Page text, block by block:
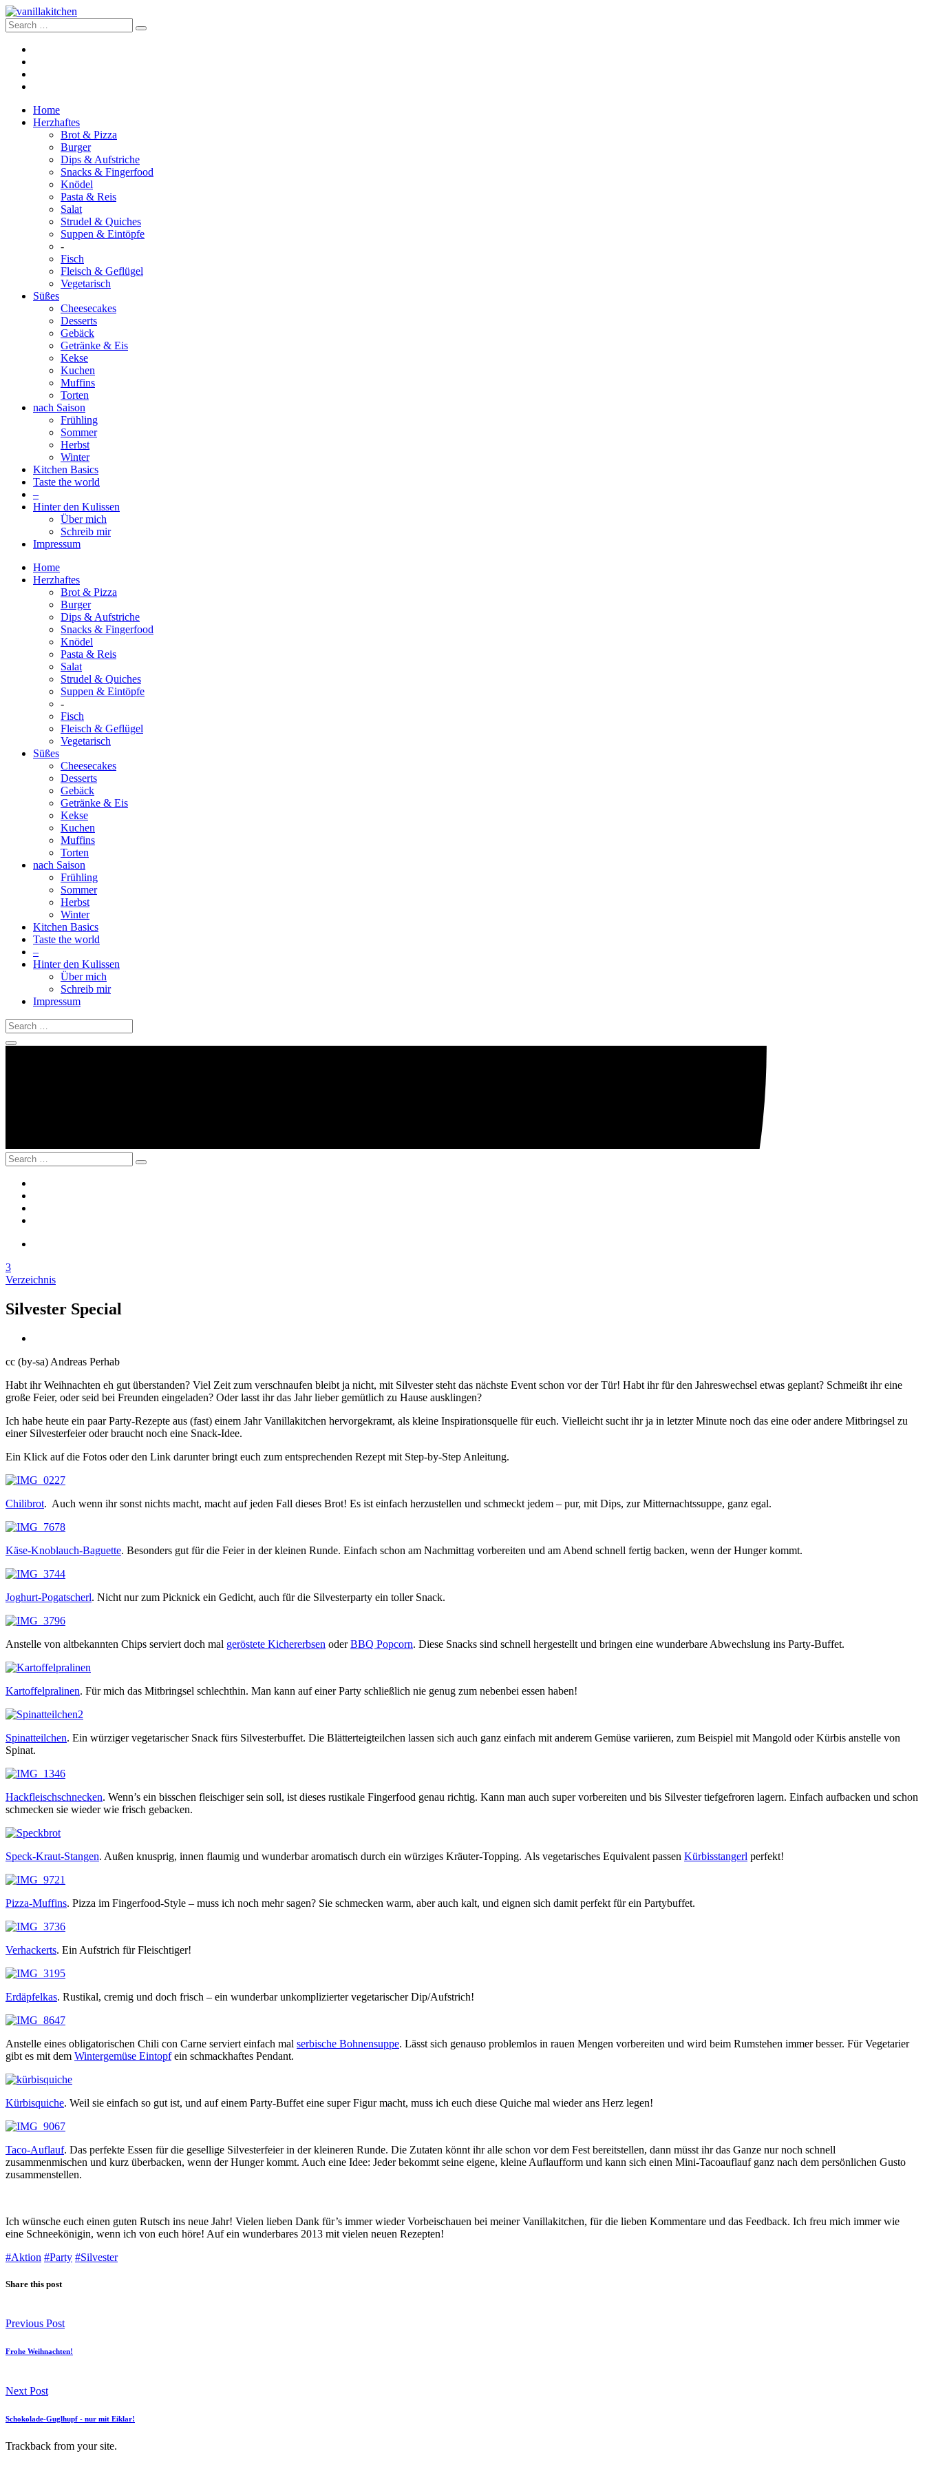
Home
Herzhaftes
Brot & Pizza
Burger
Dips & Aufstriche
Snacks & Fingerfood
Knödel
Pasta & Reis
Salat
Strudel & Quiches
Suppen & Eintöpfe
-
Fisch
Fleisch & Geflügel
Vegetarisch
Süßes
Cheesecakes
Desserts
Gebäck
Getränke & Eis
Kekse
Kuchen
Muffins
Torten
nach Saison
Frühling
Sommer
Herbst
Winter
Kitchen Basics
Taste the world
–
Hinter den Kulissen
Über mich
Schreib mir
Impressum
Home
Herzhaftes
Brot & Pizza
Burger
Dips & Aufstriche
Snacks & Fingerfood
Knödel
Pasta & Reis
Salat
Strudel & Quiches
Suppen & Eintöpfe
-
Fisch
Fleisch & Geflügel
Vegetarisch
Süßes
Cheesecakes
Desserts
Gebäck
Getränke & Eis
Kekse
Kuchen
Muffins
Torten
nach Saison
Frühling
Sommer
Herbst
Winter
Kitchen Basics
Taste the world
–
Hinter den Kulissen
Über mich
Schreib mir
Impressum
3
Verzeichnis
Silvester Special
cc (by-sa) Andreas Perhab
Habt ihr Weihnachten eh gut überstanden? Viel Zeit zum verschnaufen bleibt ja nicht, mit Silvester steht das nächste Event schon vor der Tür! Habt ihr für den Jahreswechsel etwas geplant? Schmeißt ihr eine
große Feier, oder seid bei Freunden eingeladen? Oder lasst ihr das Jahr lieber gemütlich zu Hause ausklingen?
Ich habe heute ein paar Party-Rezepte aus (fast) einem Jahr Vanillakitchen hervorgekramt, als kleine Inspirationsquelle für euch. Vielleicht sucht ihr ja in letzter Minute noch das eine oder andere Mitbringsel zu
einer Silvesterfeier oder braucht noch eine Snack-Idee.
Ein Klick auf die Fotos oder den Link darunter bringt euch zum entsprechenden Rezept mit Step-by-Step Anleitung.
Chilibrot. Auch wenn ihr sonst nichts macht, macht auf jeden Fall dieses Brot! Es ist einfach herzustellen und schmeckt jedem – pur, mit Dips, zur Mitternachtssuppe, ganz egal.
Käse-Knoblauch-Baguette. Besonders gut für die Feier in der kleinen Runde. Einfach schon am Nachmittag vorbereiten und am Abend schnell fertig backen, wenn der Hunger kommt.
Joghurt-Pogatscherl. Nicht nur zum Picknick ein Gedicht, auch für die Silvesterparty ein toller Snack.
Anstelle von altbekannten Chips serviert doch mal geröstete Kichererbsen oderBBQ Popcorn. Diese Snacks sind schnell hergestellt und bringen eine wunderbare Abwechslung ins Party-Buffet.
Kartoffelpralinen. Für mich das Mitbringsel schlechthin. Man kann auf einer Party schließlich nie genug zum nebenbei essen haben!
Spinatteilchen. Ein würziger vegetarischer Snack fürs Silvesterbuffet. Die Blätterteigteilchen lassen sich auch ganz einfach mit anderem Gemüse variieren, zum Beispiel mit Mangold oder Kürbis anstelle von
Spinat.
Hackfleischschnecken. Wenn’s ein bisschen fleischiger sein soll, ist dieses rustikale Fingerfood genau richtig. Kann man auch super vorbereiten und bis Silvester tiefgefroren lagern. Einfach aufbacken und schon
schmecken sie wieder wie frisch gebacken.
Speck-Kraut-Stangen. Außen knusprig, innen flaumig und wunderbar aromatisch durch ein würziges Kräuter-Topping. Als vegetarisches Equivalent passen Kürbisstangerl perfekt!
Pizza-Muffins. Pizza im Fingerfood-Style – muss ich noch mehr sagen? Sie schmecken warm, aber auch kalt, und eignen sich damit perfekt für ein Partybuffet.
Verhackerts. Ein Aufstrich für Fleischtiger!
Erdäpfelkas. Rustikal, cremig und doch frisch – ein wunderbar unkomplizierter vegetarischer Dip/Aufstrich!
Anstelle eines obligatorischen Chili con Carne serviert einfach mal serbische Bohnensuppe. Lässt sich genauso problemlos in rauen Mengen vorbereiten und wird beim Rumstehen immer besser. Für Vegetarier
gibt es mit dem Wintergemüse Eintopfein schmackhaftes Pendant.
Kürbisquiche. Weil sie einfach so gut ist, und auf einem Party-Buffet eine super Figur macht, muss ich euch diese Quiche mal wieder ans Herz legen!
Taco-Auflauf. Das perfekte Essen für die gesellige Silvesterfeier in der kleineren Runde. Die Zutaten könnt ihr alle schon vor dem Fest bereitstellen, dann müsst ihr das Ganze nur noch schnell
zusammenmischen und kurz überbacken, wenn der Hunger kommt. Auch eine Idee: Jeder bekommt seine eigene, kleine Auflaufform und kann sich einen Mini-Tacoauflauf ganz nach dem persönlichen Gusto
zusammenstellen.
Ich wünsche euch einen guten Rutsch ins neue Jahr! Vielen lieben Dank für’s immer wieder Vorbeischauen bei meiner Vanillakitchen, für die lieben Kommentare und das Feedback. Ich freu mich immer wie
eine Schneekönigin, wenn ich von euch höre! Auf ein wunderbares 2013 mit vielen neuen Rezepten!
#Aktion #Party #Silvester
Share this post
Previous Post
Frohe Weihnachten!
Next Post
Schokolade-Guglhupf - nur mit Eiklar!
Trackback from your site.